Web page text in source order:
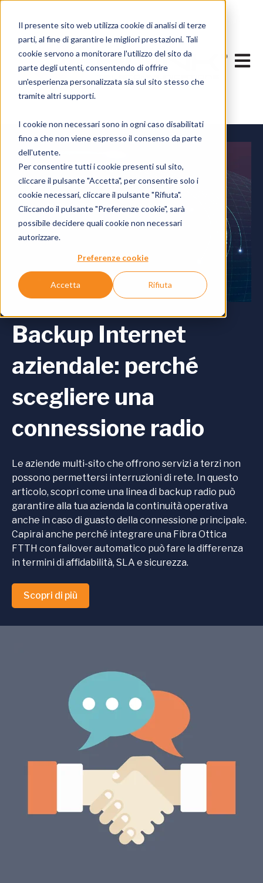
Il presente sito web utilizza cookie di analisi di terze
parti, al fine di garantire le migliori prestazioni. Tali
cookie servono a monitorare l'utilizzo del sito da
parte degli utenti, consentendo di offrire
un'esperienza personalizzata sia sul sito stesso che
tramite altri supporti.
I cookie non necessari sono in ogni caso disabilitati
fino a che non viene espresso il consenso da parte
dell'utente.
Per consentire tutti i cookie presenti sul sito,
cliccare il pulsante "Accetta", per consentire solo i
cookie necessari, cliccare il pulsante "Rifiuta".
Cliccando il pulsante "Preferenze cookie", sarà
possibile decidere quali cookie non necessari
autorizzare.
Preferenze cookie
Accetta Rifiuta
Apri
Backup Internet
aziendale: perché
scegliere una
connessione radio
Le aziende multi-sito che offrono servizi a terzi non
possono permettersi interruzioni di rete. In questo
articolo, scopri come una linea di backup radio può
garantire alla tua azienda la continuità operativa
anche in caso di guasto della connessione principale.
Capirai anche perché integrare una Fibra Ottica
FTTH con failover automatico può fare la differenza
in termini di affidabilità, SLA e sicurezza.
Scopri di più